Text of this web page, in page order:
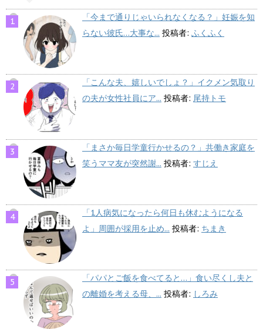
「今まで通りじゃいられなくなる？」妊娠を知
らない彼氏…大事な... 投稿者: ふくふく
「こんな夫、嬉しいでしょ？」イクメン気取り
の夫が女性社員にア... 投稿者: 尾持トモ
「まさか毎日学童行かせるの？」共働き家庭を
笑うママ友が突然謝... 投稿者: すじえ
「1人病気になったら何日も休むようになる
よ」周囲が採用を止め... 投稿者: ちまき
「パパとご飯を食べてると…」食い尽くし夫と
の離婚を考える母、... 投稿者: しろみ